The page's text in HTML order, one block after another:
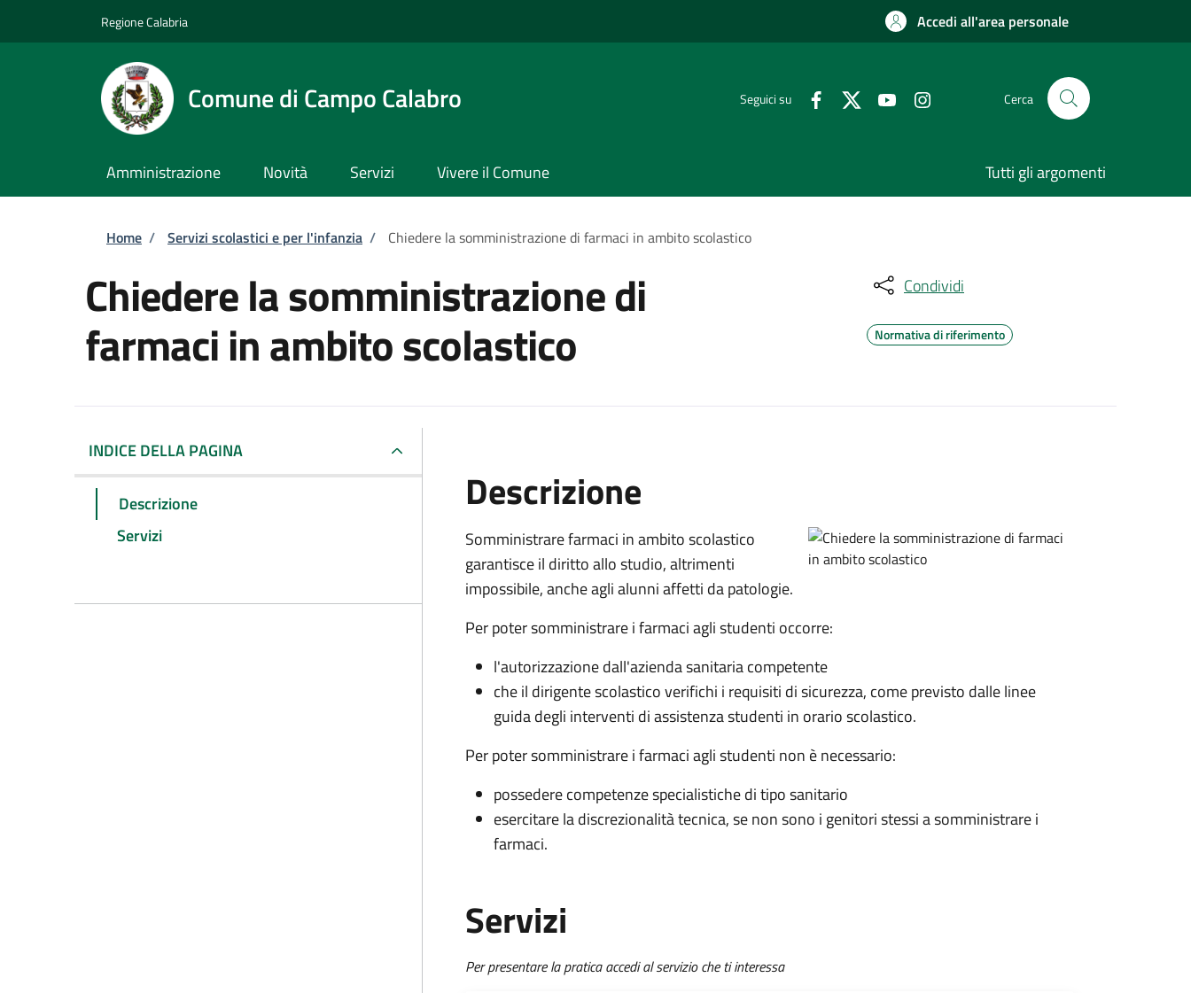
Regione Calabria Accedi all'area personale
Comune di Campo Calabro Seguici su Cerca
Amministrazione Novità Servizi Vivere il Comune Tutti gli argomenti
Briciole di pane
Home / Servizi scolastici e per l'infanzia / Chiedere la somministrazione di farmaci in ambito scolastico
Chiedere la somministrazione di
farmaci in ambito scolastico
Condividi
Normativa di riferimento
INDICE DELLA PAGINA
Descrizione
Servizi
Descrizione
Somministrare farmaci in ambito scolastico
garantisce il diritto allo studio, altrimenti
impossibile, anche agli alunni affetti da patologie.
Per poter somministrare i farmaci agli studenti occorre:
l'autorizzazione dall'azienda sanitaria competente
che il dirigente scolastico verifichi i requisiti di sicurezza, come previsto dalle linee
guida degli interventi di assistenza studenti in orario scolastico.
Per poter somministrare i farmaci agli studenti non è necessario:
possedere competenze specialistiche di tipo sanitario
esercitare la discrezionalità tecnica, se non sono i genitori stessi a somministrare i
farmaci.
Servizi
Per presentare la pratica accedi al servizio che ti interessa